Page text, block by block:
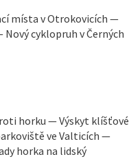
místa v Otrokovicích —
cyklopruh v Černých
horku — Výskyt klíšťové
ve Valticích —
horka na lidský